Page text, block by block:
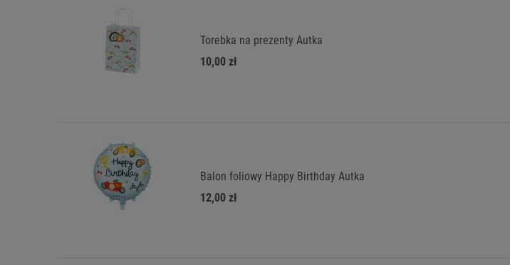
Torebka na prezenty Autka
10,00 zł
Balon foliowy Happy Birthday Autka
12,00 zł